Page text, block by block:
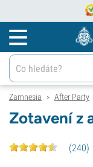
Zamnesia > After Party
Zotavení z
(240)